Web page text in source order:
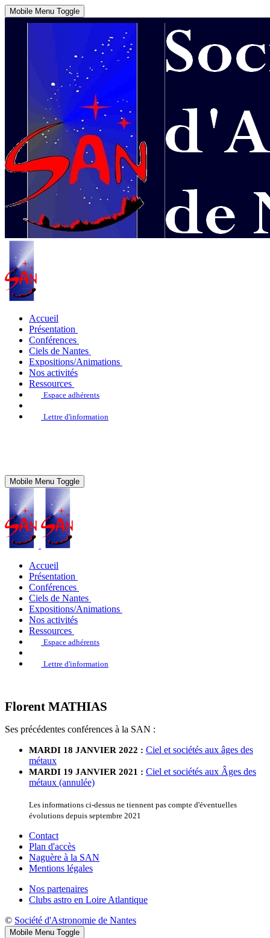
Mobile Menu Toggle
Accueil
Présentation
Conférences
Ciels de Nantes
Expositions/Animations
Nos activités
Ressources
Espace adhérents
Lettre d'information
Mobile Menu Toggle
Accueil
Présentation
Conférences
Ciels de Nantes
Expositions/Animations
Nos activités
Ressources
Espace adhérents
Lettre d'information
Florent MATHIAS
Ses précédentes conférences à la SAN :
MARDI 18 JANVIER 2022 : Ciel et sociétés aux âges des
métaux
MARDI 19 JANVIER 2021 : Ciel et sociétés aux Âges des
métaux (annulée)
Les informations ci-dessus ne tiennent pas compte d'éventuelles
évolutions depuis septembre 2021
Contact
Plan d'accès
Naguère à la SAN
Mentions légales
Nos partenaires
Clubs astro en Loire Atlantique
© Société d'Astronomie de Nantes
Mobile Menu Toggle